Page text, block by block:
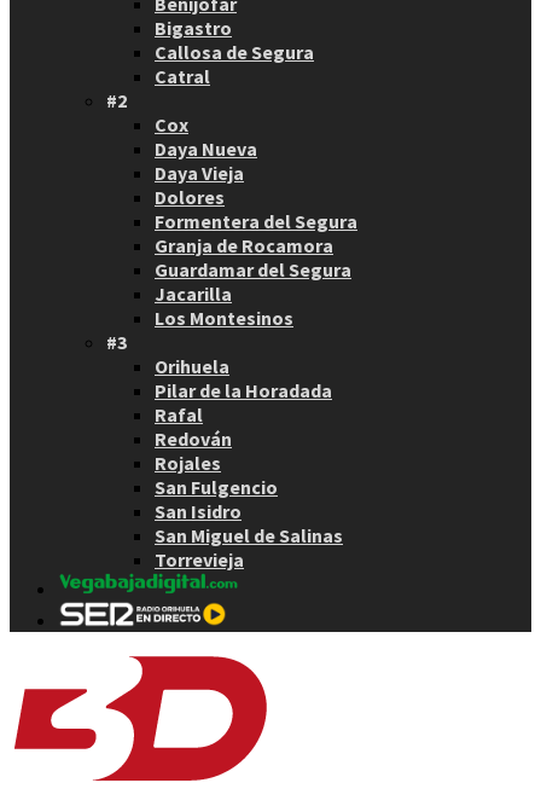
Bigastro
Callosa de Segura
Catral
#2
Cox
Daya Nueva
Daya Vieja
Dolores
Formentera del Segura
Granja de Rocamora
Guardamar del Segura
Jacarilla
Los Montesinos
#3
Orihuela
Pilar de la Horadada
Rafal
Redován
Rojales
San Fulgencio
San Isidro
San Miguel de Salinas
Torrevieja